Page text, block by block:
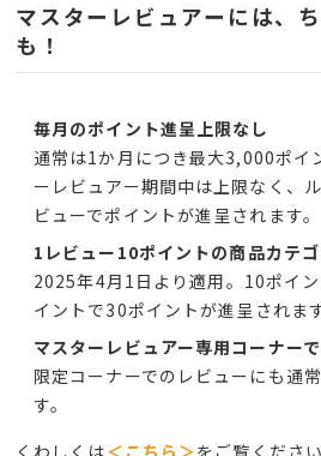
マスターレビュアーには、
も！
毎月のポイント進呈上限なし
通常は1か月につき最大3,000ポイ
ーレビュアー期間中は上限なく、
ビューでポイントが進呈されます。
1レビュー10ポイントの商品カテ
2025年4月1日より適用。10ポイ
イントで30ポイントが進呈されます
マスターレビュアー専用コーナー
限定コーナーでのレビューにも通
す。
くわしくは＜こちら＞をご覧ください